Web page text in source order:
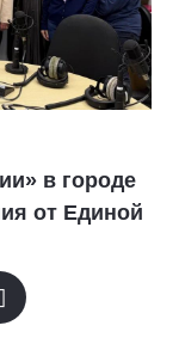
в городе
от Единой